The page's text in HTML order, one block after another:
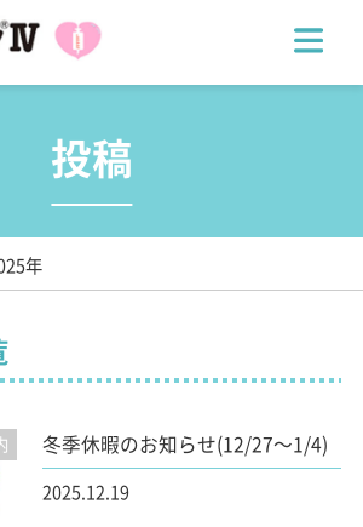
投稿
年
冬季休暇のお知らせ(12/27～1/4)
2025.12.19